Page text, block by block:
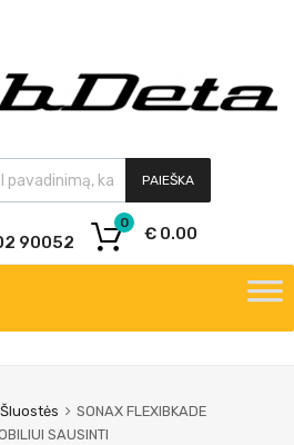
PAIEŠKA
90052 € 0.00
0
Šluostės
SONAX FLEXIBKADE
SAUSINTI